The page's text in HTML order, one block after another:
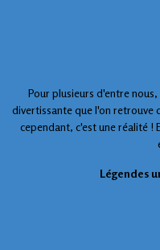
Pour plusieurs d'entre
divertissante que l'on retrouve
cependant, c'est une réalité !
Légendes